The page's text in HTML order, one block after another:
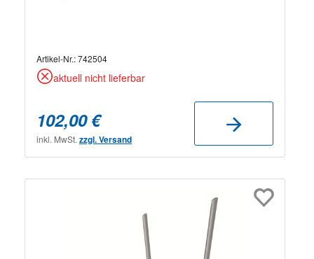
Artikel-Nr.:742504
aktuell nicht lieferbar
102,00 €
inkl. MwSt. zzgl. Versand